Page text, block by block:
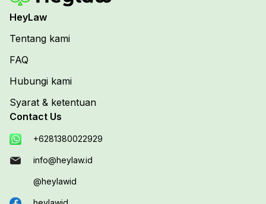
HeyLaw
Tentang kami
FAQ
Hubungi kami
Syarat & ketentuan
Contact Us
+6281380022929
info@heylaw.id
@heylawid